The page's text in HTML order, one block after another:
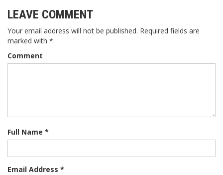
LEAVE COMMENT
Your email address will not be published. Required fields are
marked with *.
Comment
Full Name *
Email Address *